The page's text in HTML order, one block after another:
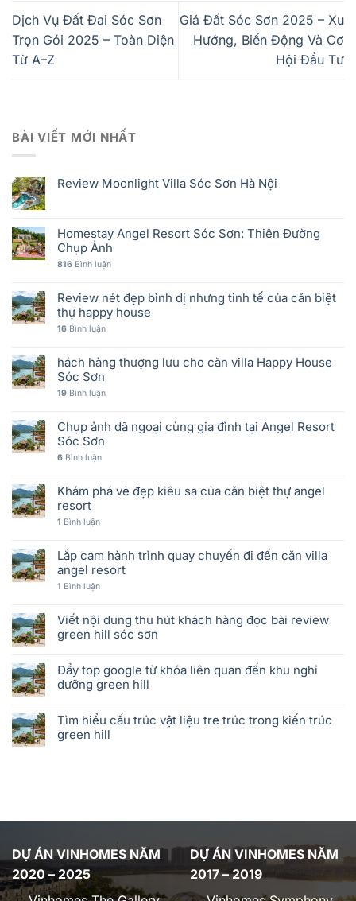
Dịch Vụ Đất Đai Sóc Sơn
Trọn Gói 2025 – Toàn Diện
Từ A–Z
Giá Đất Sóc Sơn 2025 – Xu
Hướng, Biến Động Và Cơ
Hội Đầu Tư
BÀI VIẾT MỚI NHẤT
Review Moonlight Villa Sóc Sơn Hà Nội
Homestay Angel Resort Sóc Sơn: Thiên Đường
Chụp Ảnh
816 Bình luận
Review nét đẹp bình dị nhưng tinh tế của căn biệt
thự happy house
16 Bình luận
hách hàng thượng lưu cho căn villa Happy House
Sóc Sơn
19 Bình luận
Chụp ảnh dã ngoại cùng gia đình tại Angel Resort
Sóc Sơn
6 Bình luận
Khám phá vẻ đẹp kiêu sa của căn biệt thự angel
resort
1 Bình luận
Lắp cam hành trình quay chuyến đi đến căn villa
angel resort
1 Bình luận
Viết nội dung thu hút khách hàng đọc bài review
green hill sóc sơn
Đẩy top google từ khóa liên quan đến khu nghỉ
dưỡng green hill
Tìm hiểu cấu trúc vật liệu tre trúc trong kiến trúc
green hill
DỰ ÁN VINHOMES NĂM
2020 – 2025
DỰ ÁN VINHOMES NĂM
2017 – 2019